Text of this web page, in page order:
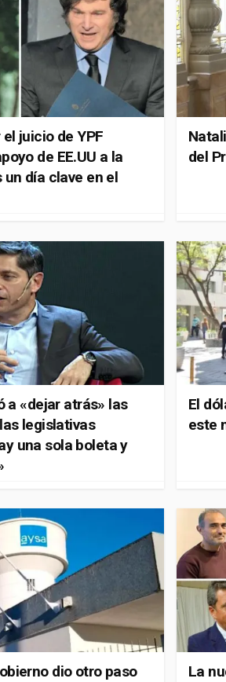
juicio de YPF
de EE.UU a la
día clave en el
del
a «dejar atrás» las
legislativas
una sola boleta y
El
este
dio otro paso
La